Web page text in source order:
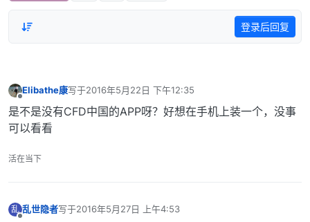
登录后回复
Elibathe康写于2016年5月22日 下午12:35
最后由 编辑
是不是没有CFD中国的APP呀？好想在手机上装一个，没事
可以看看
活在当下
乱 乱世隐者写于2016年5月27日 上午4:53
最后由 编辑